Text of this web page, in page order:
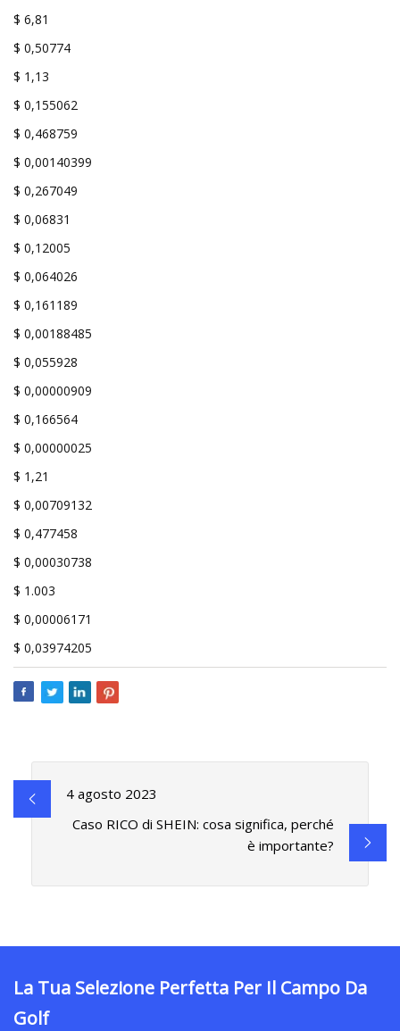
$ 6,81
$ 0,50774
$ 1,13
$ 0,155062
$ 0,468759
$ 0,00140399
$ 0,267049
$ 0,06831
$ 0,12005
$ 0,064026
$ 0,161189
$ 0,00188485
$ 0,055928
$ 0,00000909
$ 0,166564
$ 0,00000025
$ 1,21
$ 0,00709132
$ 0,477458
$ 0,00030738
$ 1.003
$ 0,00006171
$ 0,03974205
4 agosto 2023
Caso RICO di SHEIN: cosa significa, perché
è importante?
La Tua Selezione Perfetta Per Il Campo Da
Golf